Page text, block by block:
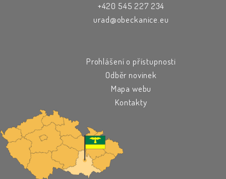
+420 545 227 234
urad@obeckanice.eu
Prohlášení o přístupnosti
Odběr novinek
Mapa webu
Kontakty